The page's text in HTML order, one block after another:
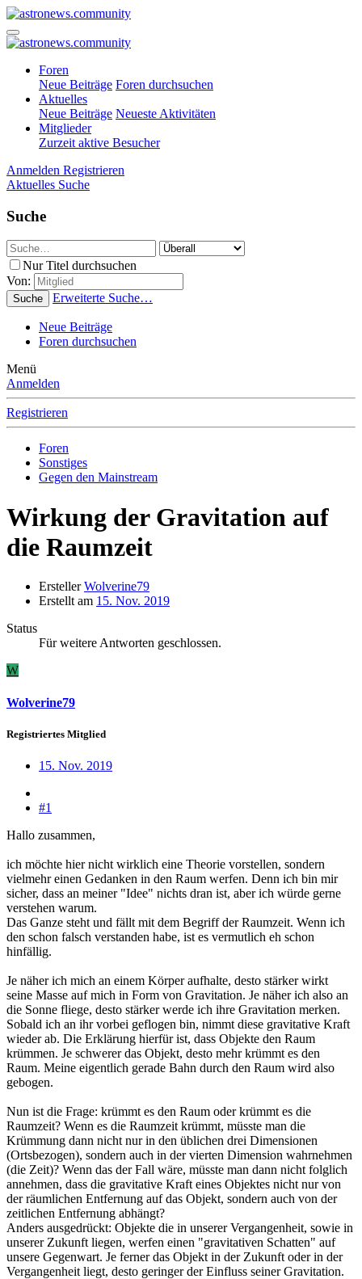
Foren
Neue Beiträge Foren durchsuchen
Aktuelles
Neue Beiträge Neueste Aktivitäten
Mitglieder
Zurzeit aktive Besucher
Anmelden Registrieren
Aktuelles Suche
Suche
Nur Titel durchsuchen
Von:
Suche Erweiterte Suche…
Neue Beiträge
Foren durchsuchen
Menü
Anmelden
Registrieren
Foren
Sonstiges
Gegen den Mainstream
Wirkung der Gravitation auf
die Raumzeit
Ersteller Wolverine79
Erstellt am 15. Nov. 2019
Status
Für weitere Antworten geschlossen.
W
Wolverine79
Registriertes Mitglied
15. Nov. 2019
#1
Hallo zusammen,
ich möchte hier nicht wirklich eine Theorie vorstellen, sondern
vielmehr einen Gedanken in den Raum werfen. Denn ich bin mir
sicher, dass an meiner "Idee" nichts dran ist, aber ich würde gerne
verstehen warum.
Das Ganze steht und fällt mit dem Begriff der Raumzeit. Wenn ich
den schon falsch verstanden habe, ist es vermutlich eh schon
hinfällig.
Je näher ich mich an einem Körper aufhalte, desto stärker wirkt
seine Masse auf mich in Form von Gravitation. Je näher ich also an
die Sonne fliege, desto stärker werde ich ihre Gravitation merken.
Sobald ich an ihr vorbei geflogen bin, nimmt diese gravitative Kraft
wieder ab. Die Erklärung hierfür ist, dass Objekte den Raum
krümmen. Je schwerer das Objekt, desto mehr krümmt es den
Raum. Meine eigentlich gerade Bahn durch den Raum wird also
gebogen.
Nun ist die Frage: krümmt es den Raum oder krümmt es die
Raumzeit? Wenn es die Raumzeit krümmt, müsste man die
Krümmung dann nicht nur in den üblichen drei Dimensionen
(Ortsbezogen), sondern auch in der vierten Dimension wahrnehmen
(die Zeit)? Wenn das der Fall wäre, müsste man dann nicht folglich
annehmen, dass die gravitative Kraft eines Objektes nicht nur von
der räumlichen Entfernung auf das Objekt, sondern auch von der
zeitlichen Entfernung abhängt?
Anders ausgedrückt: Objekte die in unserer Vergangenheit, sowie in
unserer Zukunft liegen, werfen einen "gravitativen Schatten" auf
unsere Gegenwart. Je ferner das Objekt in der Zukunft oder in der
Vergangenheit liegt, desto geringer der Einfluss seiner Gravitation.